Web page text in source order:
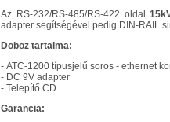
Az RS-232/RS-485/RS-422 oldal
adapter segítségével pedig DIN-RAIL
Doboz tartalma:
- ATC-1200 típusjelű soros - ethernet
- DC 9V adapter
- Telepítő CD
Garancia: